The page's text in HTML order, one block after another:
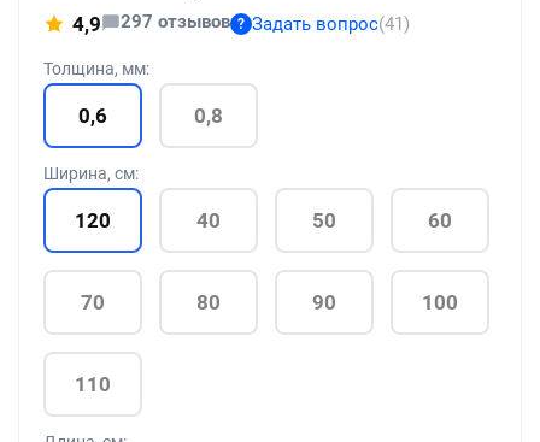
4,9 297 отзывов ? Задать вопрос(41)
Толщина, мм:
0,6 0,8
Ширина, см:
120 40 50 60
70 80 90 100
110